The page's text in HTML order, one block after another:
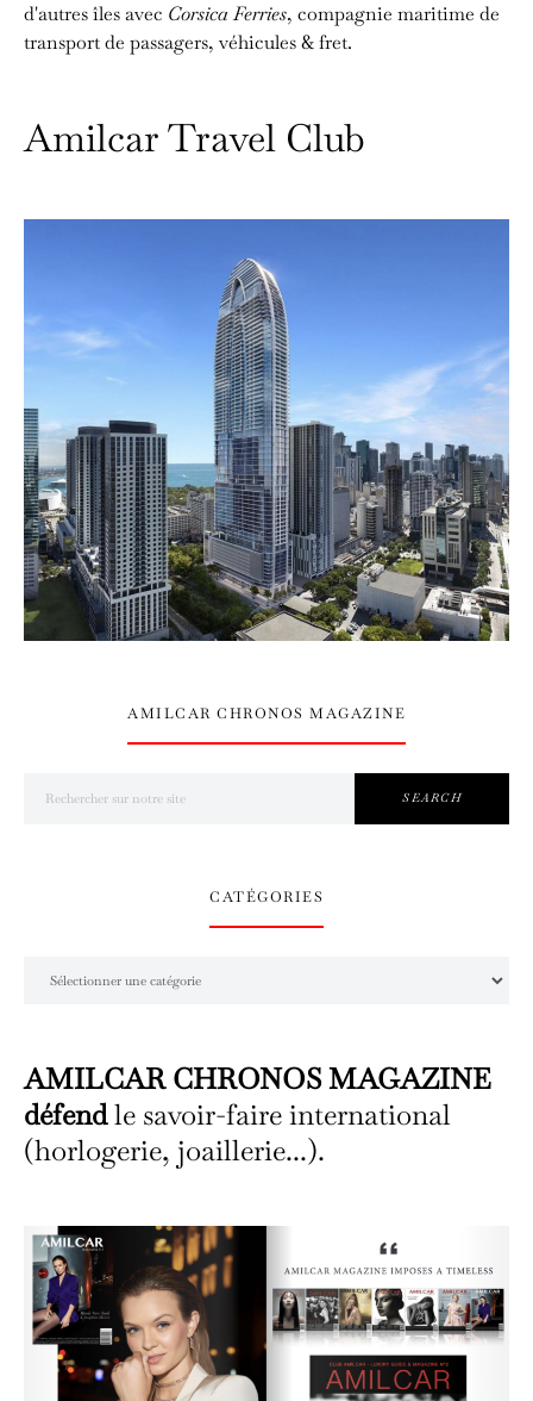
d'autres îles avec Corsica Ferries, compagnie maritime de
transport de passagers, véhicules & fret.
Amilcar Travel Club
AMILCAR CHRONOS MAGAZINE
SEARCH
CATÉGORIES
AMILCAR CHRONOS MAGAZINE
défendle savoir-faire international
(horlogerie, joaillerie...).